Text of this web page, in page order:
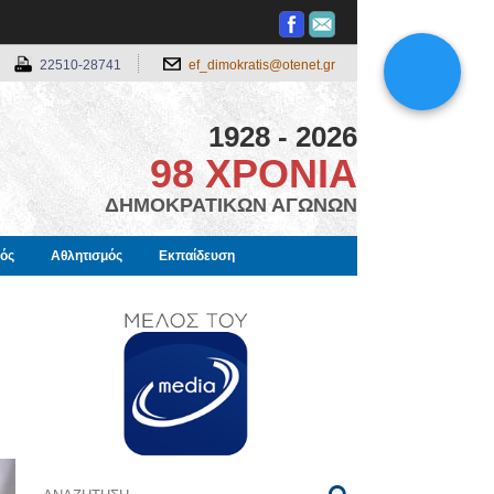
22510-28741 ef_dimokratis@otenet.gr
1928 - 2026
98 ΧΡΟΝΙΑ
ΔΗΜΟΚΡΑΤΙΚΩΝ ΑΓΩΝΩΝ
Αθλητισμός Εκπαίδευση